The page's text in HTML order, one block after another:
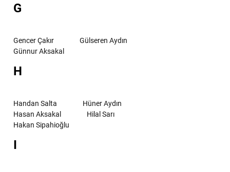
G
Gencer Çakır
Gülseren Aydın
Günnur Aksakal
H
Handan Salta
Hüner Aydın
Hasan Aksakal
Hilal Sarı
Hakan Sipahioğlu
I